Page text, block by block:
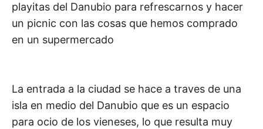
playitas del Danubio para refrescarnos y hacer
un picnic con las cosas que hemos comprado
en un supermercado
La entrada a la ciudad se hace a traves de una
isla en medio del Danubio que es un espacio
para ocio de los vieneses, lo que resulta muy